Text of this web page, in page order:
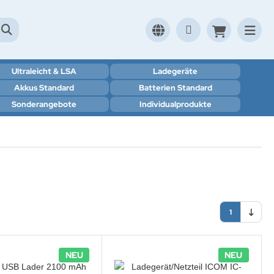
Ultraleicht & LSA
Ladegeräte
Akkus Standard
Batterien Standard
Sonderangebote
Individualprodukte
1
NEU NEU